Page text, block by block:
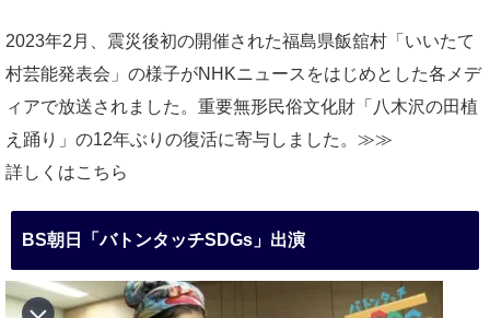
2023年2月、震災後初の開催された福島県飯舘村「いいたて
村芸能発表会」の様子がNHKニュースをはじめとした各メデ
ィアで放送されました。重要無形民俗文化財「八木沢の田植
え踊り」の12年ぶりの復活に寄与しました。≫≫
詳しくはこちら
BS朝日「バトンタッチSDGs」出演